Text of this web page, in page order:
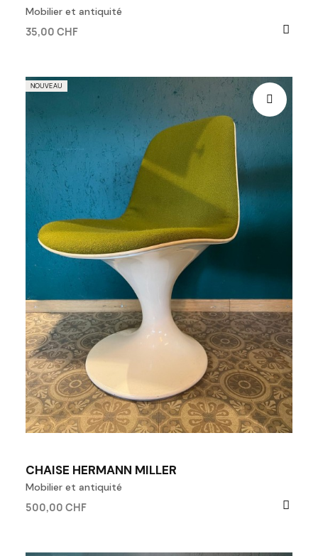
Mobilier et antiquité
35,00 CHF
CHAISE HERMANN MILLER
Mobilier et antiquité
500,00 CHF
NOUVEAU